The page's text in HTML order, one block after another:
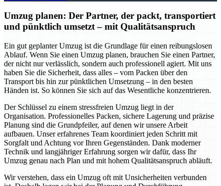
Umzug planen: Der Partner, der packt, transportiert
und pünktlich umsetzt – mit Qualitätsanspruch
Ein gut geplanter Umzug ist die Grundlage für einen reibungslosen
Ablauf. Wenn Sie einen Umzug planen, brauchen Sie einen Partner,
der nicht nur verlässlich, sondern auch professionell agiert. Mit uns
haben Sie die Sicherheit, dass alles – vom Packen über den
Transport bis hin zur pünktlichen Umsetzung – in den besten
Händen ist. So können Sie sich auf das Wesentliche konzentrieren.
Der Schlüssel zu einem stressfreien Umzug liegt in der
Organisation. Professionelles Packen, sichere Lagerung und präzise
Planung sind die Grundpfeiler, auf denen wir unsere Arbeit
aufbauen. Unser erfahrenes Team koordiniert jeden Schritt mit
Sorgfalt und Achtung vor Ihren Gegenständen. Dank moderner
Technik und langjähriger Erfahrung sorgen wir dafür, dass Ihr
Umzug genau nach Plan und mit hohem Qualitätsanspruch abläuft.
Wir verstehen, dass ein Umzug oft mit Unsicherheiten verbunden